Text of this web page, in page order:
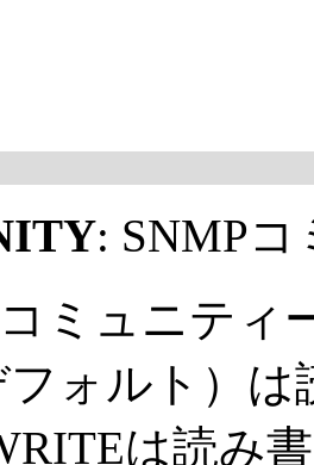
: SNMP
ミュニティ
ォルト）は
は読み